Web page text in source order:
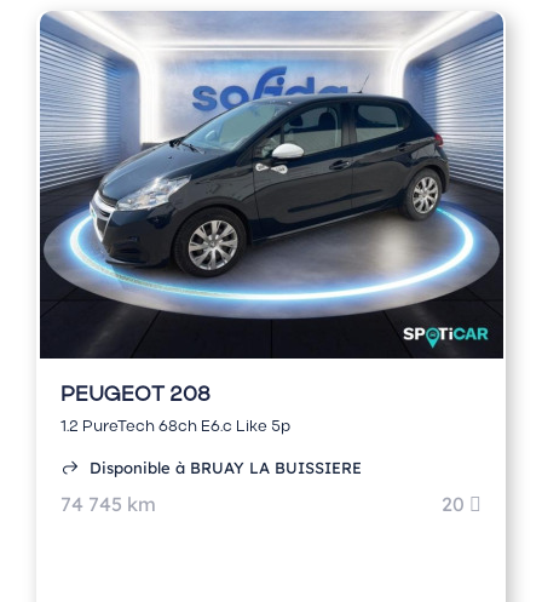
PEUGEOT 208
1.2 PureTech 68ch E6.c Like 5p
Disponible à BRUAY LA BUISSIERE
74 745 km 20